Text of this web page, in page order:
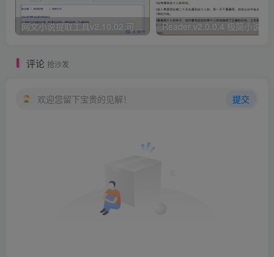
评论 抢沙发
欢迎您留下宝贵的见解！ 提交